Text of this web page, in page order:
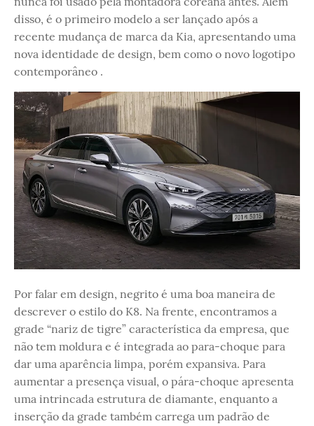
disso, é o primeiro modelo a ser lançado após a
recente mudança de marca da Kia, apresentando uma
nova identidade de design, bem como o novo logotipo
contemporâneo .
Por falar em design, negrito é uma boa maneira de
descrever o estilo do K8. Na frente, encontramos a
grade “nariz de tigre” característica da empresa, que
não tem moldura e é integrada ao para-choque para
dar uma aparência limpa, porém expansiva. Para
aumentar a presença visual, o pára-choque apresenta
uma intrincada estrutura de diamante, enquanto a
inserção da grade também carrega um padrão de